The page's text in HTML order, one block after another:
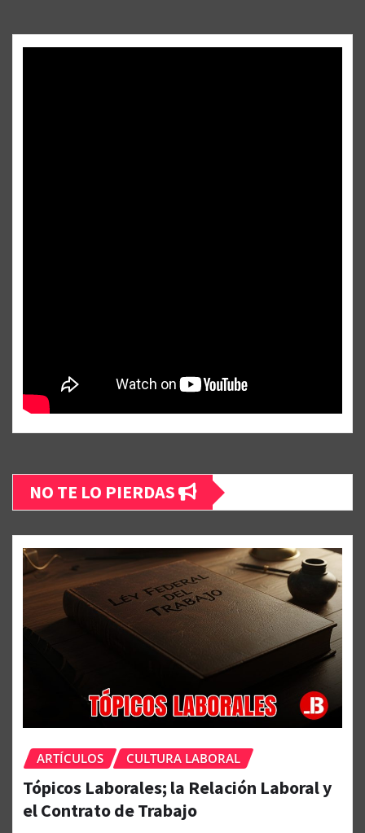
NO TE LO PIERDAS
ARTÍCULOS CULTURA LABORAL
Tópicos Laborales; la Relación Laboral y
el Contrato de Trabajo